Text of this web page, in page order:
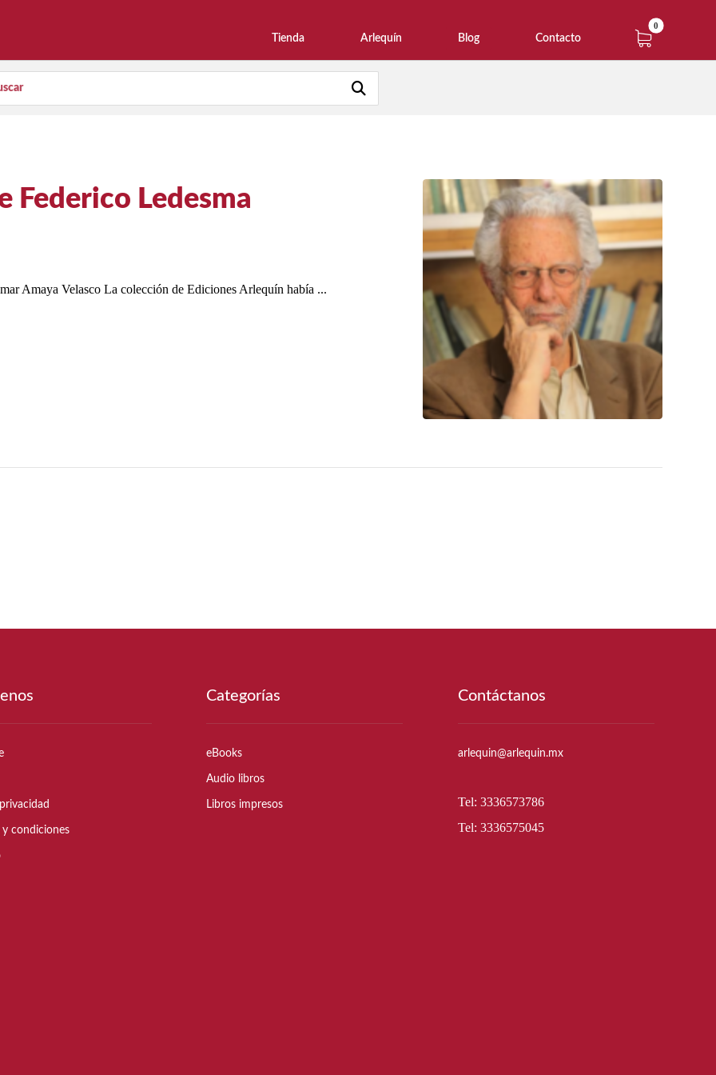
Tienda Arlequín Blog Contacto
Federico Ledesma
Amaya Velasco La colección de Ediciones Arlequín había ...
y condiciones
Categorías
eBooks
Audio libros
Libros impresos
Contáctanos
arlequin@arlequin.mx
Tel: 3336573786
Tel: 3336575045